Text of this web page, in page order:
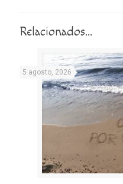
Relacionados...
5 agosto, 2026